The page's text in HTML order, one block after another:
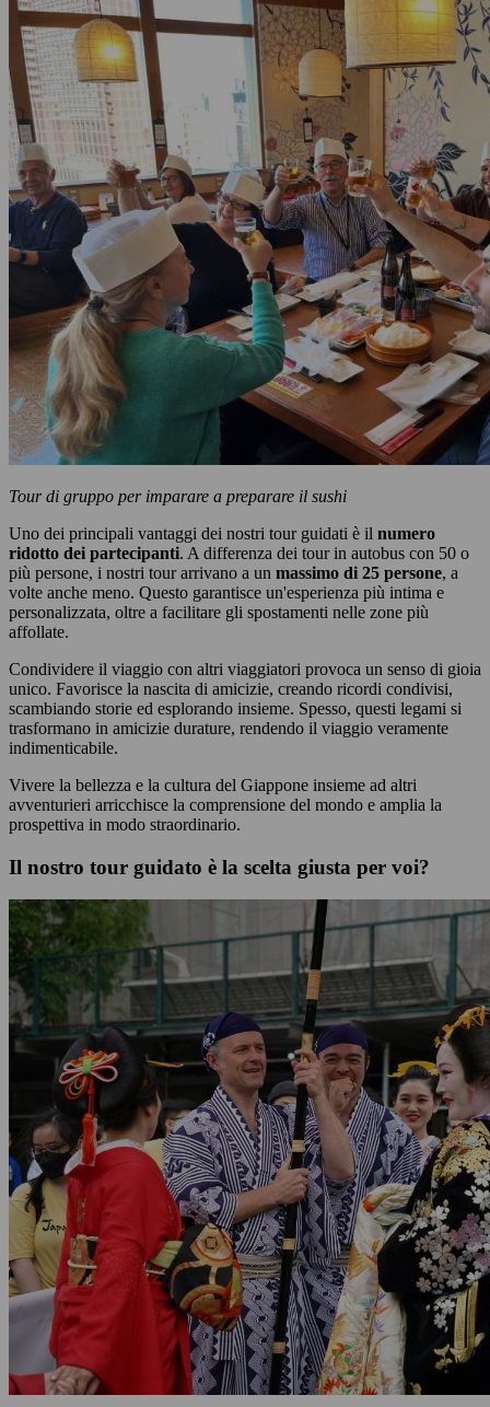
Tour di gruppo per imparare a preparare il sushi
Uno dei principali vantaggi dei nostri tour guidati è il numero
ridotto dei partecipanti. A differenza dei tour in autobus con 50 o
più persone, i nostri tour arrivano a un massimo di 25 persone, a
volte anche meno. Questo garantisce un'esperienza più intima e
personalizzata, oltre a facilitare gli spostamenti nelle zone più
affollate.
Condividere il viaggio con altri viaggiatori provoca un senso di gioia
unico. Favorisce la nascita di amicizie, creando ricordi condivisi,
scambiando storie ed esplorando insieme. Spesso, questi legami si
trasformano in amicizie durature, rendendo il viaggio veramente
indimenticabile.
Vivere la bellezza e la cultura del Giappone insieme ad altri
avventurieri arricchisce la comprensione del mondo e amplia la
prospettiva in modo straordinario.
Il nostro tour guidato è la scelta giusta per voi?